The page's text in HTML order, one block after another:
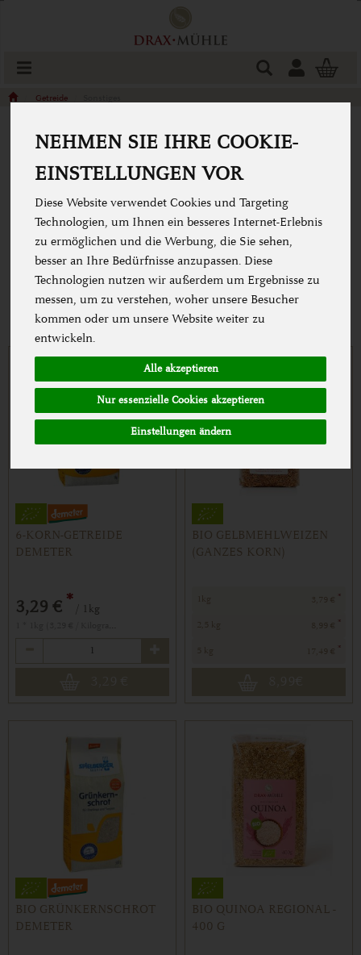
NEHMEN SIE IHRE COOKIE-
EINSTELLUNGEN VOR
Diese Website verwendet Cookies und Targeting
Technologien, um Ihnen ein besseres Internet-Erlebnis
zu ermöglichen und die Werbung, die Sie sehen,
besser an Ihre Bedürfnisse anzupassen. Diese
Technologien nutzen wir außerdem um Ergebnisse zu
messen, um zu verstehen, woher unsere Besucher
kommen oder um unsere Website weiter zu
entwickeln.
Alle akzeptieren
Nur essenzielle Cookies akzeptieren
Einstellungen ändern
Produkt
Getreide
SONSTIGE GETREIDESORTEN
6-KORN-GETREIDE
DEMETER
3,29 € * / 1kg
1 * 1kg (3,29 € / Kilogramm)
BIO GELBMEHLWEIZEN
(GANZES KORN)
1kg 3,79 € *
2,5 kg 8,99 € *
5 kg 17,49 € *
BIO GRÜNKERNSCHROT
DEMETER
BIO QUINOA REGIONAL -
400 G
cart